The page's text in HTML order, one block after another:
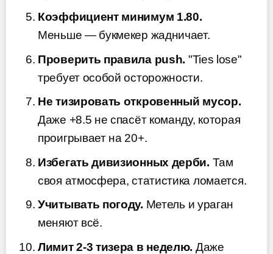
Коэффициент минимум 1.80.
Меньше — букмекер жадничает.
Проверить правила push. "Ties lose"
требует особой осторожности.
Не тизировать откровенный мусор.
Даже +8.5 не спасёт команду, которая
проигрывает на 20+.
Избегать дивизионных дерби. Там
своя атмосфера, статистика ломается.
Учитывать погоду. Метель и ураган
меняют всё.
Лимит 2-3 тизера в неделю. Даже